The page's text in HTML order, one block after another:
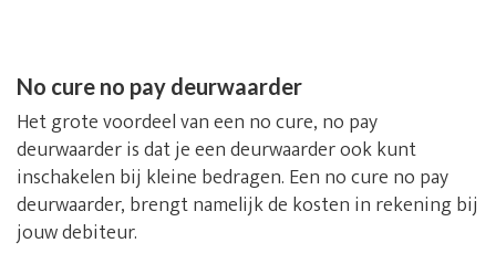
No cure no pay deurwaarder
Het grote voordeel van een no cure, no pay
deurwaarder is dat je een deurwaarder ook kunt
inschakelen bij kleine bedragen. Een no cure no pay
deurwaarder, brengt namelijk de kosten in rekening bij
jouw debiteur.